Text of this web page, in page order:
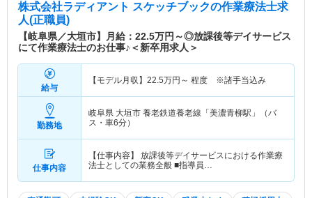
株式会社ラディアント スケッチブックの作業療法士求
人(正職員)
【岐阜県／大垣市】月給：22.5万円～◎放課後等デイサービス
にて作業療法士のお仕事♪＜新卒用求人＞
給与
【モデル月収】 22.5万円～ 程度 ※諸手当込み
勤務地
岐阜県 大垣市 養老鉄道養老線「美濃青柳駅」（バ
ス・車6分）
仕事内容
【仕事内容】 放課後等デイサービスにおける作業療
法士としての業務全般 ■指導員…